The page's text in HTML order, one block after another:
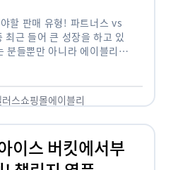
할 판매 유형! 파트너스 vs
최근 들어 큰 성장을 하고 있
분들뿐만 아니라 에이블리에
러스쇼핑몰에이블리
이스 버킷에서부